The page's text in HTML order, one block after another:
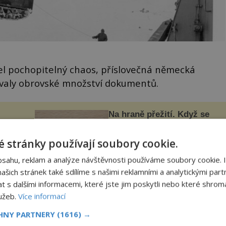
pochopitelný chaos, příslovečná německá
obrovské množství dokumentů.
že
v
Na hraně přežití. Když se
Až do nedávna se na bezpečnost
ve Formuli 1 příliš nehledělo a
nehody se jen vršily. Řada pilotů
to poznala na vlastní kůži, často
s trvalými následky nebo bohužel
i ztrátou života. Dnes
nepochopiteln...
epochaplus.cz
ztratily desítky až stovky tisíc vojáků,
stránky používají soubory cookie.
reklam a analýze návštěvnosti používáme soubory cookie.
stránek také sdílíme s našimi reklamními a analytickými
s dalšími informacemi, které jste jim poskytli nebo které
Více informací
PARTNERY (1616) →